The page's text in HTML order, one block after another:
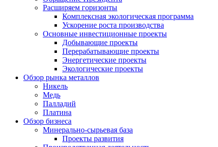
Расширяем горизонты
Комплексная экологическая программа
Ускорение роста производства
Основные инвестиционные проекты
Добывающие проекты
Перерабатывающие проекты
Энергетические проекты
Экологические проекты
Обзор рынка металлов
Никель
Медь
Палладий
Платина
Обзор бизнеса
Минерально-сырьевая база
Проекты развития